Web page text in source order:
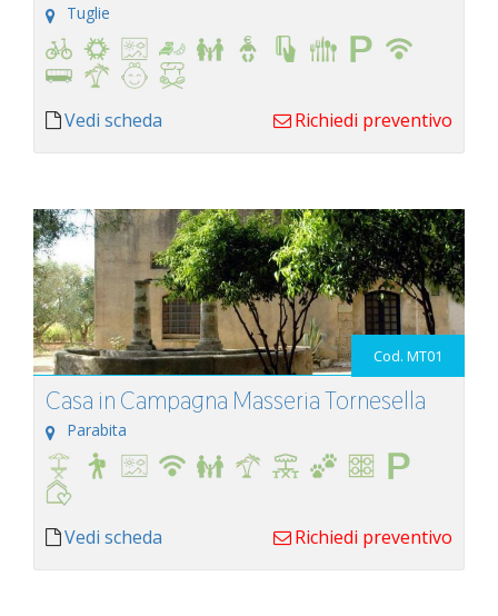
Tuglie
Vedi scheda Richiedi preventivo
Cod. MT01
Casa in Campagna Masseria Tornesella
Parabita
Vedi scheda Richiedi preventivo